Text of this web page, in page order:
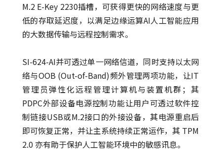
M.2 E-Key 2230插槽，可获得更快的网络速度与更
低的存取延迟度，以满足边缘运算AI人工智能应用
的大数据传输与远程控制需求。
SI-624-AI并可透过单一网络信道，同时支持以太网
络与OOB (Out-of-Band)频外管理两项功能，让IT
管理员弹性化远程管理计算机与装置机群；其
PDPC外部设备电源控制功能让用户可透过软件控
制链接USB或M.2接口的外接设备，其电源重启后
即可恢复正常，并让主系统持续正常运作，其 TPM
2.0 亦有助于保护人工智能环境中的敏感讯息。